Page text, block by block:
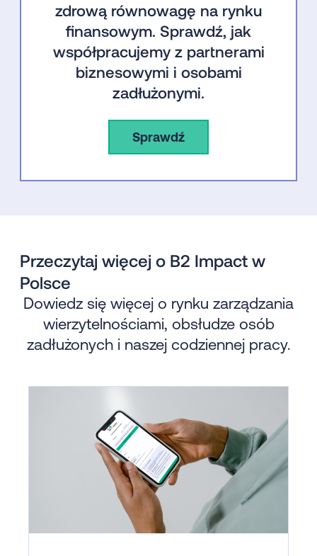
zdrową równowagę na rynku
finansowym. Sprawdź, jak
współpracujemy z partnerami
biznesowymi i osobami
zadłużonymi.
Sprawdź
Przeczytaj więcej o B2 Impact w
Polsce
Dowiedz się więcej o rynku zarządzania
wierzytelnościami, obsłudze osób
zadłużonych i naszej codziennej pracy.